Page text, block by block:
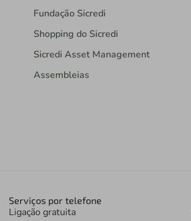
Fundação Sicredi
Shopping do Sicredi
Sicredi Asset Management
Assembleias
Serviços por telefone
Ligação gratuita